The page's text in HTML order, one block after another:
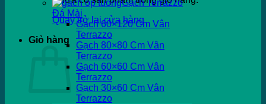
Quay trở lại cửa hàng
Giỏ hàng
Gạch Terrazzo
Đá Mài
Gạch 60×120 Cm Vân
Terrazzo
Gạch 80×80 Cm Vân
Terrazzo
Gạch 60×60 Cm Vân
Terrazzo
Gạch 30×60 Cm Vân
Terrazzo